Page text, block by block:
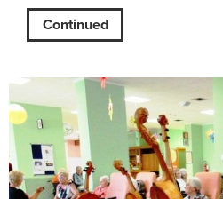
Continued